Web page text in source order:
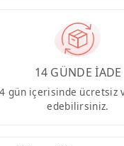
14 GÜNDE İADE
gün içerisinde ücretsiz
edebilirsiniz.